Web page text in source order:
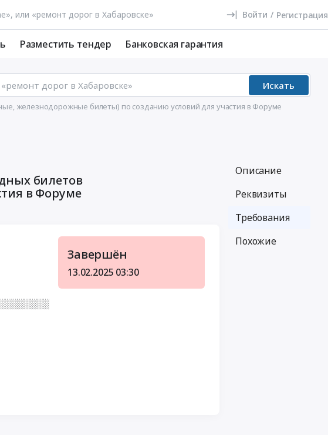
Войти / Регистрация
Разместить тендер Банковская гарантия
Искать
железнодорожные билеты) по созданию условий для участия в Форуме
билетов
в Форуме
Завершён
13.02.2025 03:30
Описание
Реквизиты
Требования
Похожие